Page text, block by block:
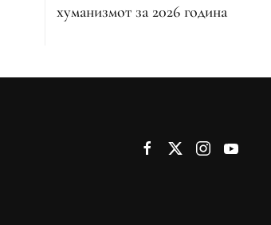
хуманизмот за 2026 година